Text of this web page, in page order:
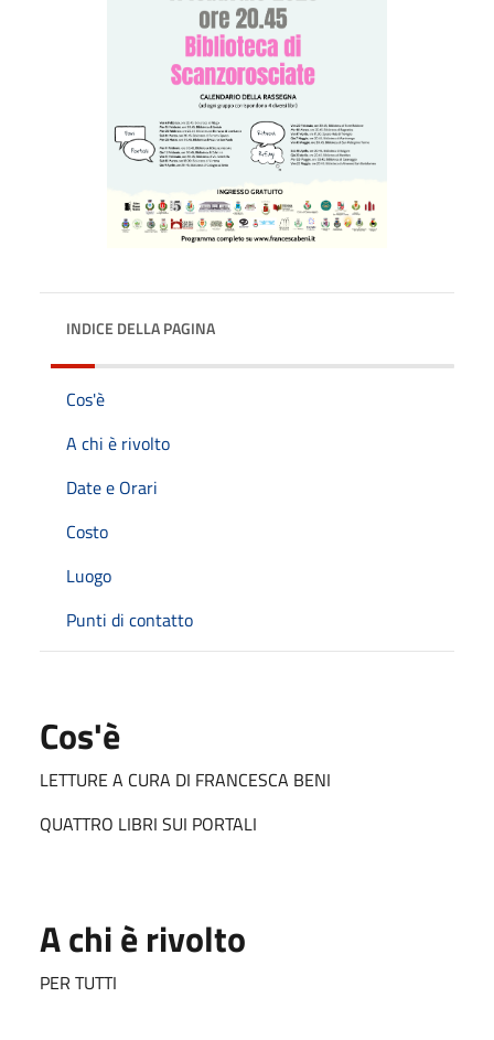
INDICE DELLA PAGINA
Cos'è
A chi è rivolto
Date e Orari
Costo
Luogo
Punti di contatto
Cos'è
LETTURE A CURA DI FRANCESCA BENI
QUATTRO LIBRI SUI PORTALI
A chi è rivolto
PER TUTTI